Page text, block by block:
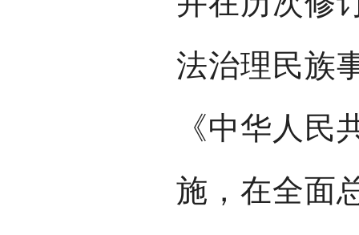
法治理民族
《中华人
施，在全面